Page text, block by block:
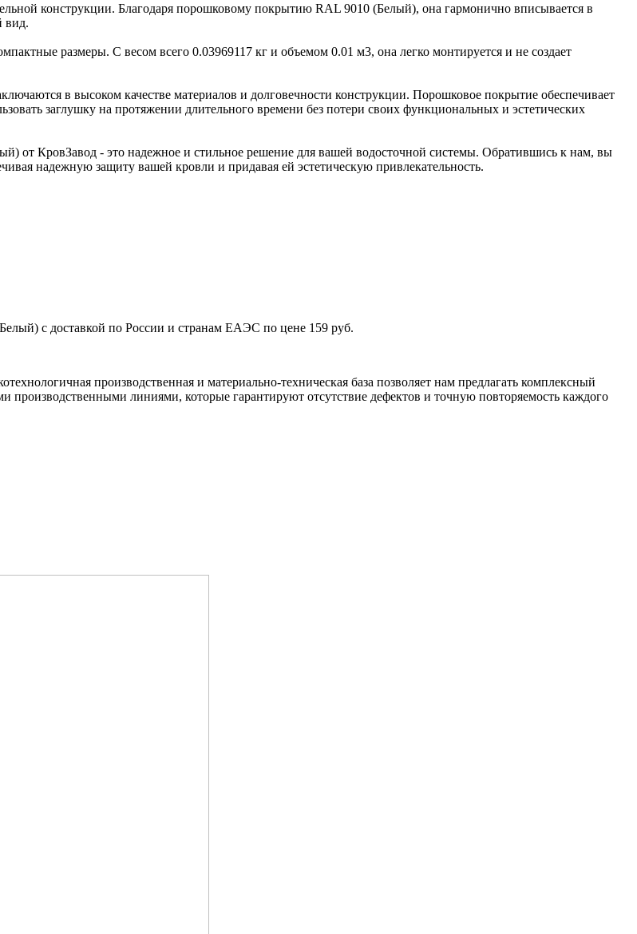
конструкции. Благодаря порошковому покрытию RAL 9010 (Белый), она гармонично вписывается в
вид.
размеры. С весом всего 0.03969117 кг и объемом 0.01 м3, она легко монтируется и не создает
в высоком качестве материалов и долговечности конструкции. Порошковое покрытие обеспечивает
заглушку на протяжении длительного времени без потери своих функциональных и эстетических
от КровЗавод - это надежное и стильное решение для вашей водосточной системы. Обратившись к нам, вы
надежную защиту вашей кровли и придавая ей эстетическую привлекательность.
с доставкой по России и странам ЕАЭС по цене 159 руб.
производственная и материально-техническая база позволяет нам предлагать комплексный
линиями, которые гарантируют отсутствие дефектов и точную повторяемость каждого